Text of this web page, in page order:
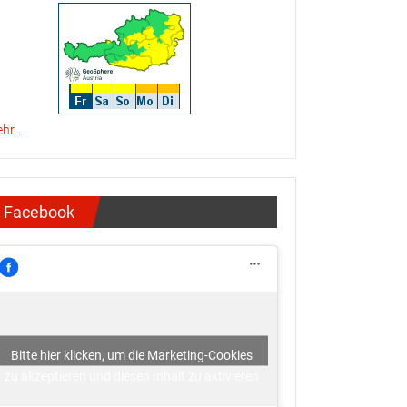
Facebook
Bitte hier klicken, um die Marketing-Cookies